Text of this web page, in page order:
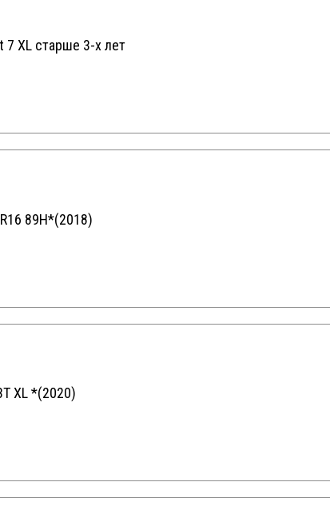
7 XL старше 3-х лет
89H*(2018)
XL *(2020)